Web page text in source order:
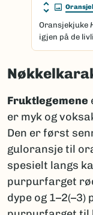
Oransjekjuke
igjen på de
Fruktlegemene
er myk og
Den er først
guloransje til
spesielt langs
purpurfarget
dype og 1–2(–3)